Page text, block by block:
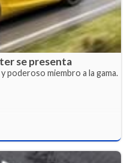
se presenta
poderoso miembro a la gama.